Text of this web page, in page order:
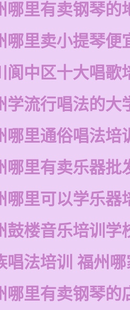
哪里有卖钢琴的
哪里卖小提琴便
阆中区十大唱歌
学流行唱法的大
哪里通俗唱法培
哪里有卖乐器批
哪里可以学乐器
鼓楼音乐培训学
唱法培训 福州
哪里有卖钢琴的